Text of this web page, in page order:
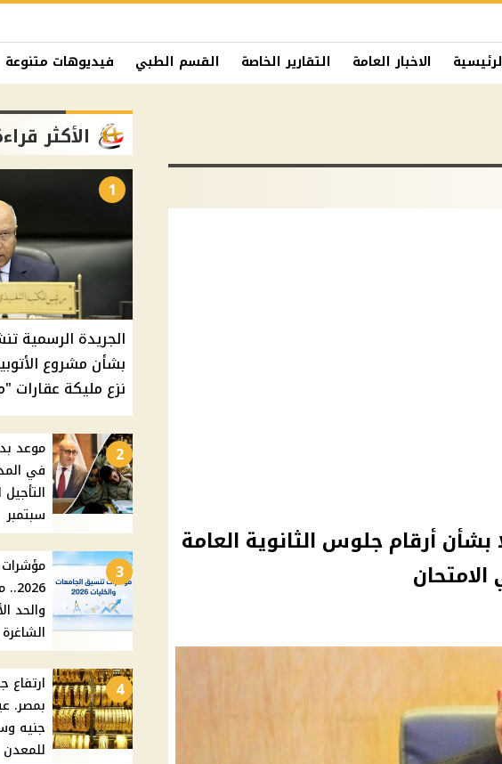
الاخبار العامة التقارير الخاصة القسم الطبي فيديوهات متنوعة
بشأن أرقام جلوس الثانوية العامة
الأكثر
1
الجريدة الرسمية
بشأن مشروع
نزع مليكة عقارات
2
في
سبتمبر
3
مؤشرات
والحد
4
ارتفاع
جنيه
للمعدن